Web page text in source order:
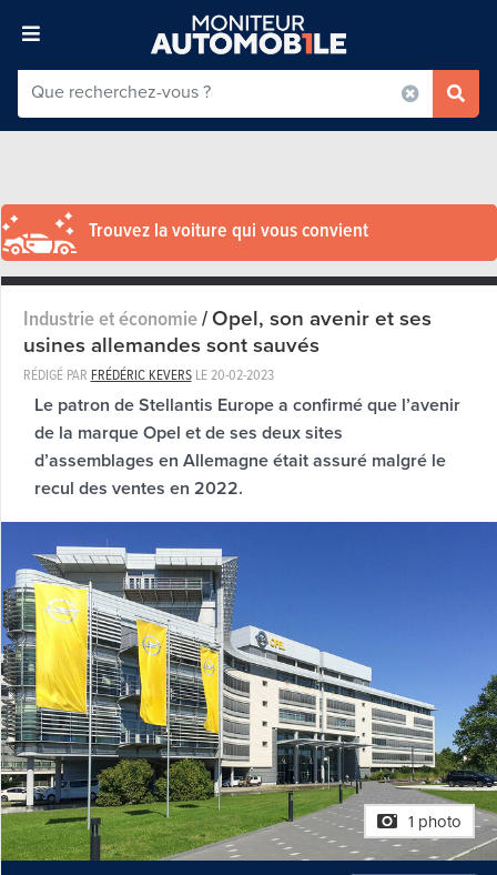
Trouvez la voiture qui vous convient
Industrie et économie/Opel, son avenir et ses
usines allemandes sont sauvés
RÉDIGÉ PAR FRÉDÉRIC KEVERSLE 20-02-2023
Le patron de Stellantis Europe a confirmé que l’avenir
de la marque Opel et de ses deux sites
d’assemblages en Allemagne était assuré malgré le
recul des ventes en 2022.
1 photo